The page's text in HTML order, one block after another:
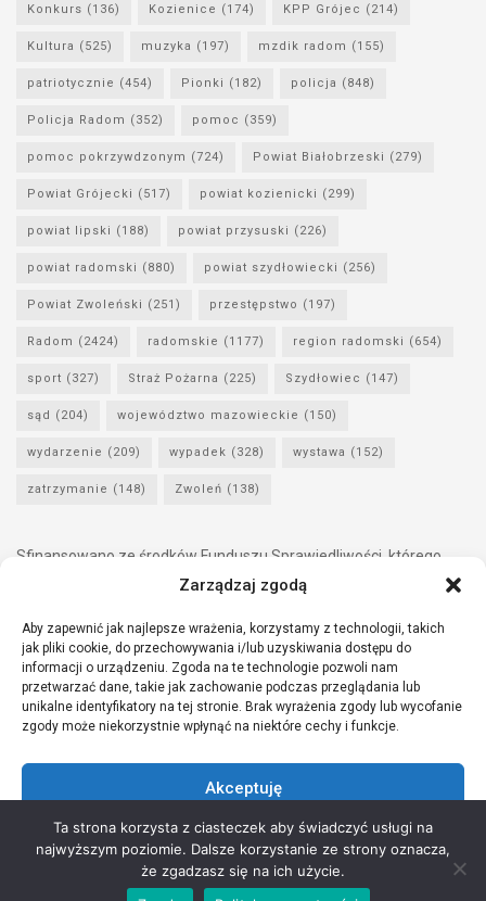
Zarządzaj zgodą
Aby zapewnić jak najlepsze wrażenia, korzystamy z technologii, takich
jak pliki cookie, do przechowywania i/lub uzyskiwania dostępu do
informacji o urządzeniu. Zgoda na te technologie pozwoli nam
przetwarzać dane, takie jak zachowanie podczas przeglądania lub
unikalne identyfikatory na tej stronie. Brak wyrażenia zgody lub wycofanie
zgody może niekorzystnie wpłynąć na niektóre cechy i funkcje.
Akceptuję
Odmów
Zobacz preferencje
Konkurs (136) Kozienice (174) KPP Grójec (214)
Kultura (525) muzyka (197) mzdik radom (155)
patriotycznie (454) Pionki (182) policja (848)
Policja Radom (352) pomoc (359)
pomoc pokrzywdzonym (724) Powiat Białobrzeski (279)
Powiat Grójecki (517) powiat kozienicki (299)
powiat lipski (188) powiat przysuski (226)
powiat radomski (880) powiat szydłowiecki (256)
Powiat Zwoleński (251) przestępstwo (197)
Radom (2424) radomskie (1177) region radomski (654)
sport (327) Straż Pożarna (225) Szydłowiec (147)
sąd (204) województwo mazowieckie (150)
wydarzenie (209) wypadek (328) wystawa (152)
zatrzymanie (148) Zwoleń (138)
Sfinansowano ze środków Funduszu Sprawiedliwości, którego
dysponentem jest Minister Sprawiedliwości.
Copyright © 2021 Stowarzyszenie Przyjaciół Zdrowia - Wszelkie prawa
Ta strona korzysta z ciasteczek aby świadczyć usługi na
najwyższym poziomie. Dalsze korzystanie ze strony oznacza,
że zgadzasz się na ich użycie.